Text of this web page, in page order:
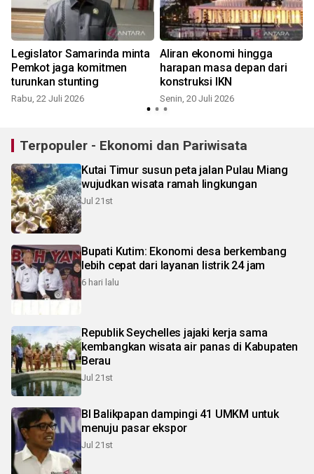
Legislator Samarinda minta
Pemkot jaga komitmen
turunkan stunting
Rabu, 22 Juli 2026
Aliran ekonomi hingga
harapan masa depan dari
konstruksi IKN
Senin, 20 Juli 2026
Terpopuler - Ekonomi dan Pariwisata
Kutai Timur susun peta jalan Pulau Miang
wujudkan wisata ramah lingkungan
Jul 21st
Bupati Kutim: Ekonomi desa berkembang
lebih cepat dari layanan listrik 24 jam
6 hari lalu
Republik Seychelles jajaki kerja sama
kembangkan wisata air panas di Kabupaten
Berau
Jul 21st
BI Balikpapan dampingi 41 UMKM untuk
menuju pasar ekspor
Jul 21st